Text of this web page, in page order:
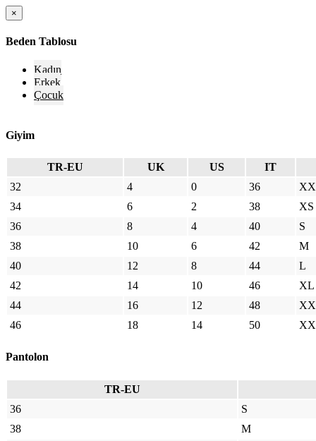
×
Beden Tablosu
Kadın
Erkek
Çocuk
Giyim
TR-EU UK US
IT
32
4 0 36
34
6 2 38
XS
36
8 4 40
S
38
10 6 42
M
40
12 8 44
L
42
14 10 46
XL
44
16 12 48
46
18 14 50
Pantolon
TR-EU
36
S
38
M